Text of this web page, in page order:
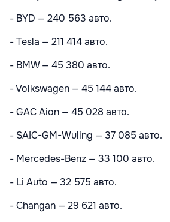
- BYD — 240 563 авто.
- Tesla — 211 414 авто.
- BMW — 45 380 авто.
- Volkswagen — 45 144 авто.
- GAC Aion — 45 028 авто.
- SAIC-GM-Wuling — 37 085 авто.
- Mercedes-Benz — 33 100 авто.
- Li Auto — 32 575 авто.
- Changan — 29 621 авто.